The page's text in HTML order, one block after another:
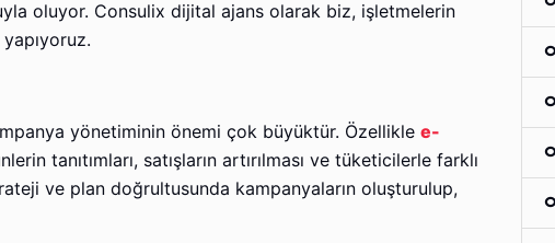
oluyor. Consulix dijital ajans olarak biz, işletmelerin
yönetiminin önemi çok büyüktür. Özellikle e-
tanıtımları, satışların artırılması ve tüketicilerle farklı
ve plan doğrultusunda kampanyaların oluşturulup,